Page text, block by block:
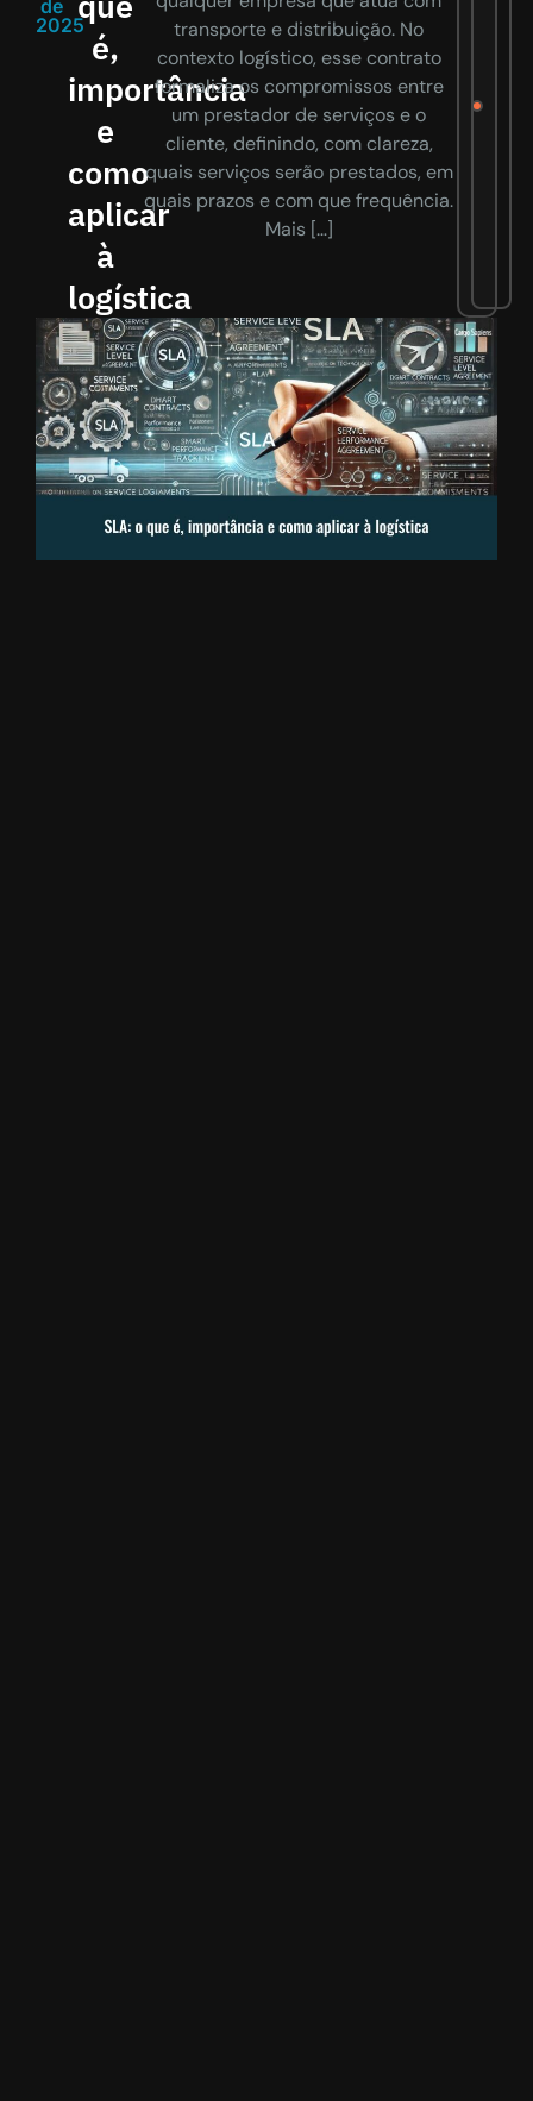
de
2025
é,
importância
e
como
aplicar
à
logística
transporte e distribuição. No
contexto logístico, esse contrato
formaliza os compromissos entre
um prestador de serviços e o
cliente, definindo, com clareza,
quais serviços serão prestados, em
quais prazos e com que frequência.
Mais […]